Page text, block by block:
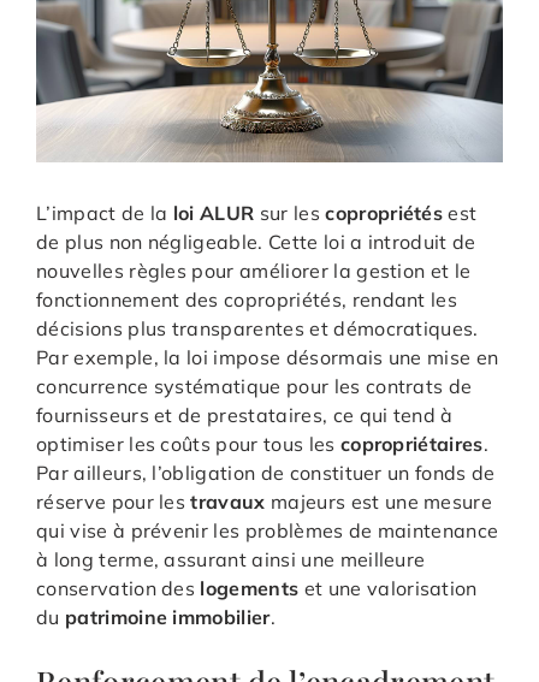
L’impact de la loi ALUR sur lescopropriétés est
de plus non négligeable. Cette loi a introduit de
nouvelles règles pour améliorer la gestion et le
fonctionnement des copropriétés, rendant les
décisions plus transparentes et démocratiques.
Par exemple, la loi impose désormais une mise en
concurrence systématique pour les contrats de
fournisseurs et de prestataires, ce qui tend à
optimiser les coûts pour tous les copropriétaires.
Par ailleurs, l’obligation de constituer un fonds de
réserve pour lestravaux majeurs est une mesure
qui vise à prévenir les problèmes de maintenance
à long terme, assurant ainsi une meilleure
conservation des logements et une valorisation
du patrimoine immobilier.